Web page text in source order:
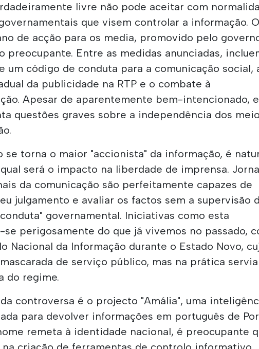
livre não pode aceitar com
que visem controlar a informação. O
de acção para os media, promovido pelo
preocupante. Entre as medidas anunciadas,
um código de conduta para a comunicação social,
da publicidade na RTP e o combate à
Apesar de aparentemente bem-intencionado,
questões graves sobre a independência dos
se torna o maior "accionista" da informação, é
será o impacto na liberdade de imprensa.
da comunicação são perfeitamente capazes de
julgamento e avaliar os factos sem a supervisão
governamental. Iniciativas como esta
se perigosamente do que já vivemos no passado,
Nacional da Informação durante o Estado Novo,
de serviço público, mas na prática
do regime.
controversa é o projecto "Amália", uma
para devolver informações em português de
remeta à identidade nacional, é preocupante